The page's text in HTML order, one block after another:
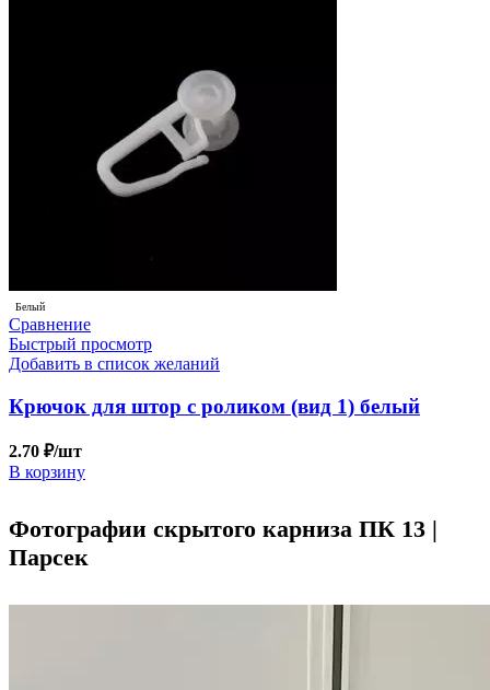
Белый
Сравнение
Быстрый просмотр
Добавить в список желаний
Крючок для штор с роликом (вид 1) белый
2.70 ₽/шт
В корзину
Фотографии скрытого карниза ПК 13 |
Парсек